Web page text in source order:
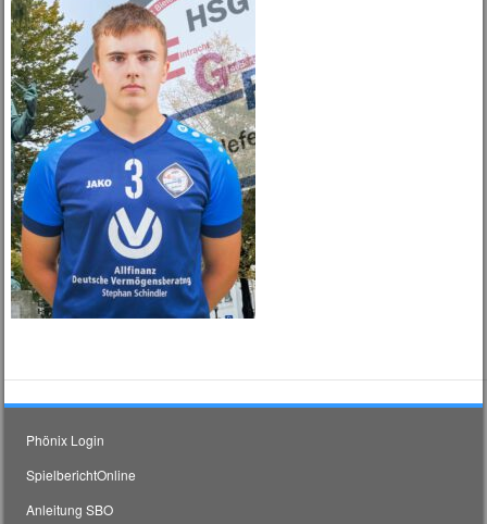
Phönix Login
SpielberichtOnline
Anleitung SBO